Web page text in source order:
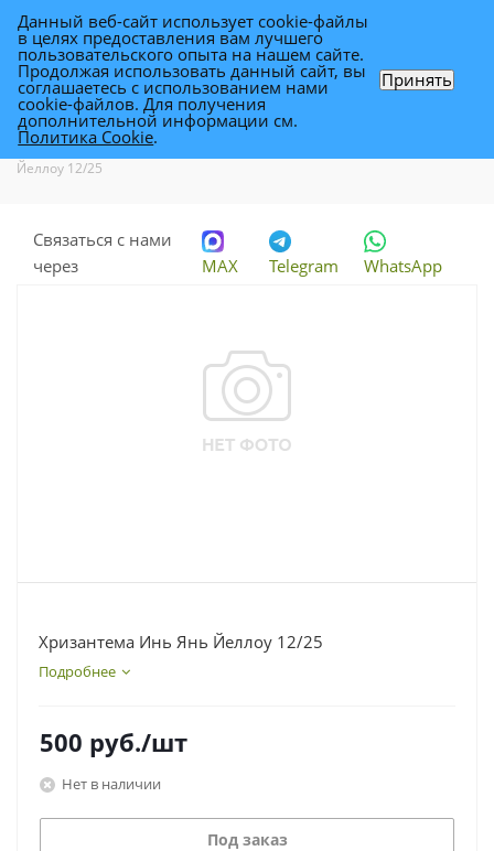
Хризантема Инь Янь Йеллоу 12/25
Каталог - Растения -
Йеллоу 12/25
Связаться с нами
через
MAX Telegram WhatsApp
Хризантема Инь Янь Йеллоу 12/25
Подробнее
500 руб./шт
Нет в наличии
Под заказ
Данный веб-сайт использует cookie-файлы
в целях предоставления вам лучшего
пользовательского опыта на нашем сайте.
Продолжая использовать данный сайт, вы
соглашаетесь с использованием нами
cookie-файлов. Для получения
дополнительной информации см.
Политика Cookie.
Принять